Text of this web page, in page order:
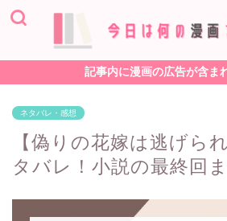
記事内に漫画の広告が含ま
ネタバレ・感想
【偽りの花嫁は逃げら
タバレ！小説の最終回